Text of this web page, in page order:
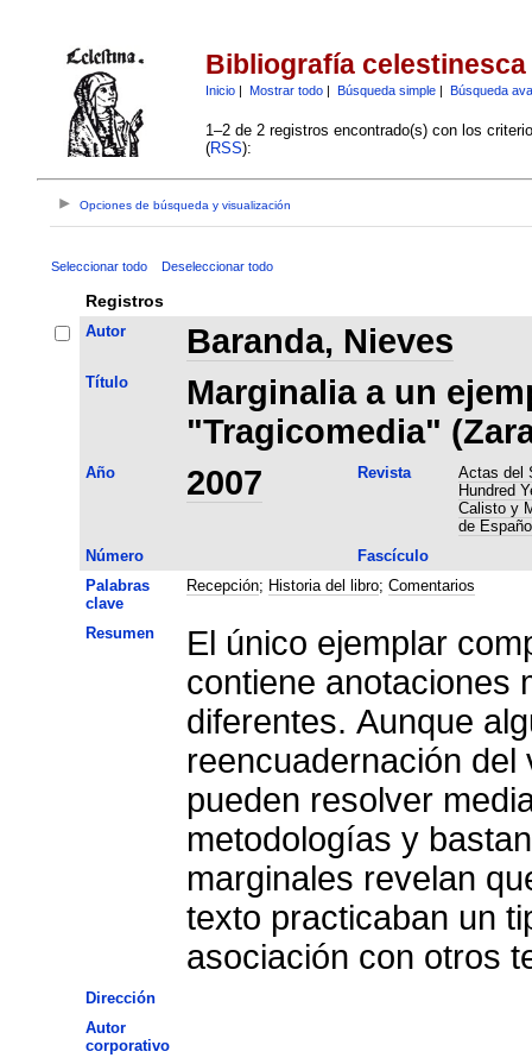
Bibliografía celestinesca
Inicio| Mostrar todo| Búsqueda simple| Búsqueda
1–2 de 2 registros encontrado(s) con los
(RSS):
Opciones de búsqueda y visualización
Seleccionar todo Deseleccionar todo
Registros
Autor Baranda, Nieves
Título
Marginalia a un
"Tragicomedia"
Año 2007 Revista
Actas del
Hundred
Calisto y
de
Número
Fascículo
Palabras
clave
Recepción; Historia del libro; Comentarios
Resumen
El único ejemplar
contiene anotaciones
diferentes. Aunque
reencuadernación
pueden resolver
metodologías y
marginales revelan
texto practicaban un
asociación con otros
Dirección
Autor
corporativo